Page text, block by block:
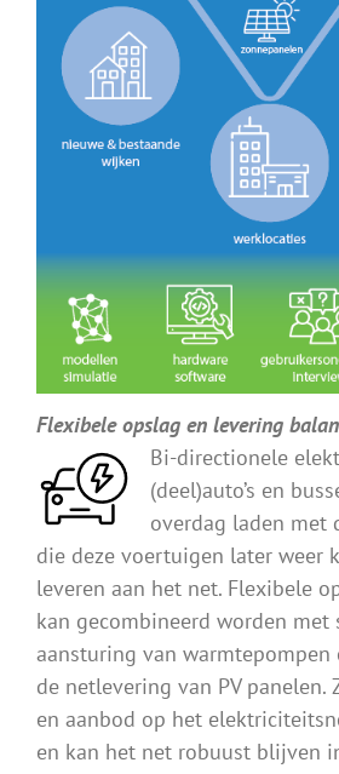
Flexibele opslag en levering
Bi-directionele
(deel)auto’s en
overdag laden met
die deze voertuigen later weer
leveren aan het net. Flexibele
kan gecombineerd worden met
aansturing van warmtepompen
de netlevering van PV panelen.
en aanbod op het
en kan het net robuust blijven